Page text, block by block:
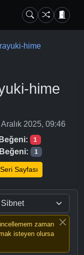
hime
hime
2025, 09:46
1
1
Seri Sayfası
zaman
isteyen olursa